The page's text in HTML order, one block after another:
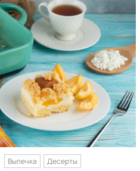
Выпечка Десерты